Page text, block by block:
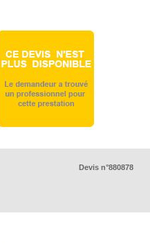
Devis n°880878